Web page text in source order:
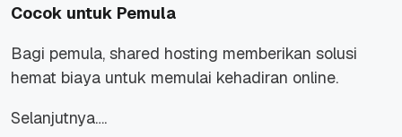
Cocok untuk Pemula
Bagi pemula, shared hosting memberikan solusi
hemat biaya untuk memulai kehadiran online.
Selanjutnya….